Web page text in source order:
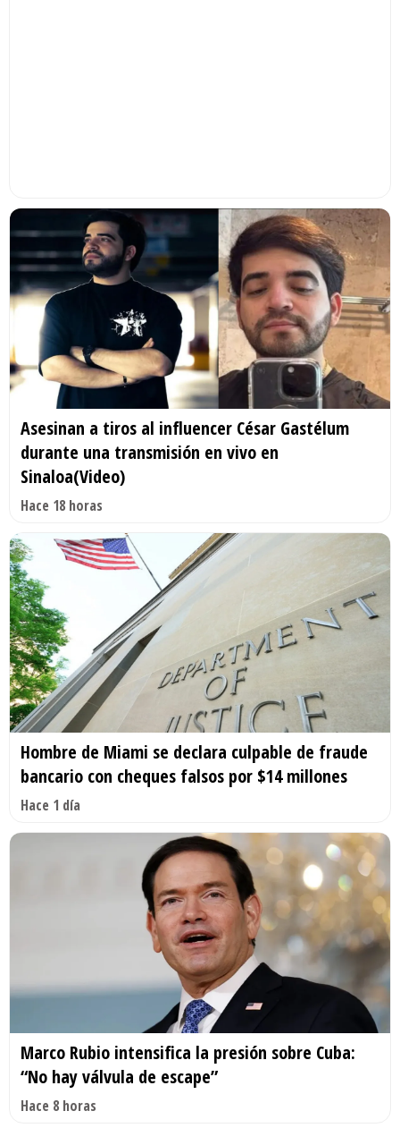
Asesinan a tiros al influencer César Gastélum
durante una transmisión en vivo en
Sinaloa(Video)
Hace 18 horas
Hombre de Miami se declara culpable de fraude
bancario con cheques falsos por $14 millones
Hace 1 día
Marco Rubio intensifica la presión sobre Cuba:
“No hay válvula de escape”
Hace 8 horas